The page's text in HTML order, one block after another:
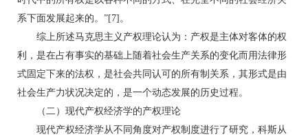
系下面发展起来的。”[7]。
综上所述马克思主义产权理论认为：产权是主体对客体的权
利，是在占有事实的基础上随着社会生产关系的变化而用法律形
式固定下来的法权，是社会共同认可的所有制关系，其形式是由
社会生产力状况决定的，是一个动态发展的历史过程。
（二）现代产权经济学的产权理论
现代产权经济学从不同角度对产权制度进行了研究，科斯从